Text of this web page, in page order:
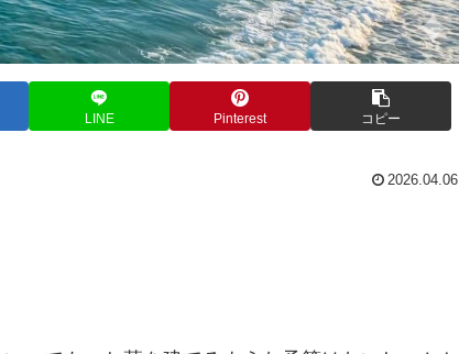
LINE Pinterest コピー
2026.04.06